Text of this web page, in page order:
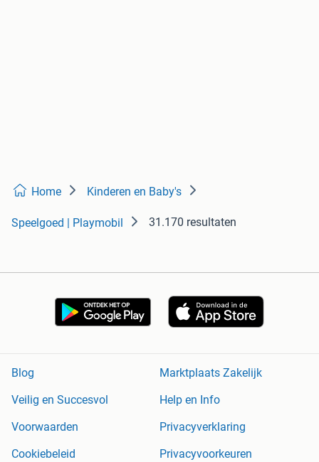
Home Kinderen en Baby's
Speelgoed | Playmobil 31.170 resultaten
Blog
Marktplaats Zakelijk
Veilig en Succesvol
Help en Info
Voorwaarden
Privacyverklaring
Cookiebeleid
Privacyvoorkeuren